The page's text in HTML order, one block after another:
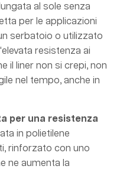
al sole senza
per le applicazioni
serbatoio o utilizzato
resistenza ai
il liner non si crepi, non
nel tempo, anche in
per una resistenza
in polietilene
rinforzato con uno
ne aumenta la